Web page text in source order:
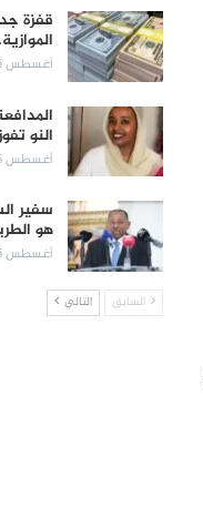
قفزة
أغسطس 5, 2026
النو
أغسطس 5, 2026
سفير
هو
أغسطس 5, 2026
السابق التالي